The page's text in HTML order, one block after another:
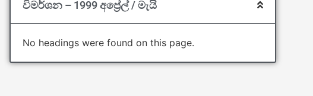
විමර්ශන – 1999 අප්‍රේල් / මැයි
No headings were found on this page.